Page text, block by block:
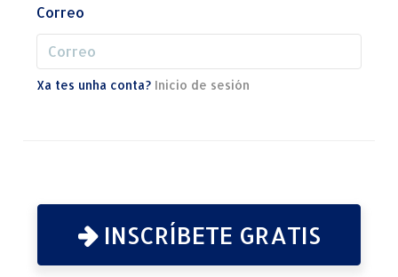
Correo
Xa tes unha conta? Inicio de sesión
INSCRÍBETE GRATIS